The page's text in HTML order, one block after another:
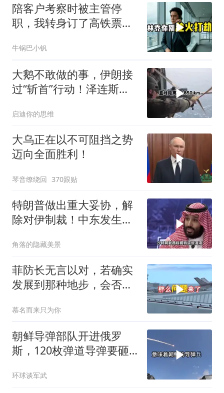
陪客户考察时被主管停
职，我转身订了高铁票。
亿合同没你根本签不了
牛锅巴小钒
大鹅不敢做的事，伊朗接
过“斩首”行动！泽连斯基
启迪你的思维
大乌正在以不可阻挡之势
迈向全面胜利！
琴音缭绕回 370跟贴
特朗普做出重大妥协，解
除对伊制裁！中东发生怎
角落的隐藏美景
菲防长无言以对，若确实
发展到那种地步，会否上
慕名而来只为你
朝鲜导弹部队开进俄罗
斯，120枚弹道导弹要砸
环球谈军武